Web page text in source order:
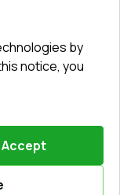
Vitrager.com.
by
notice, you
Accept